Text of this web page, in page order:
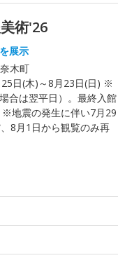
術'26
展示
木町
日(木)～8月23日(日) ※
合は翌平日）。最終入館
地震の発生に伴い7月29
8月1日から観覧のみ再